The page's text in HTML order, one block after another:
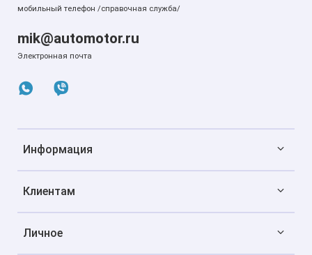
Информация
Клиентам
Личное
мобильный телефон /справочная служба/
mik@automotor.ru
Электронная почта